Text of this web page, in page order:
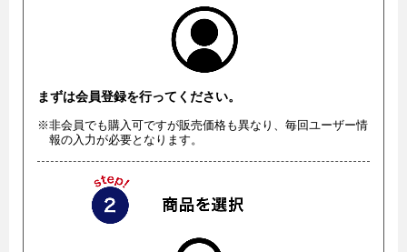
まずは会員登録を行ってください。
※非会員でも購入可ですが販売価格も異なり、毎回ユーザー情
報の入力が必要となります。